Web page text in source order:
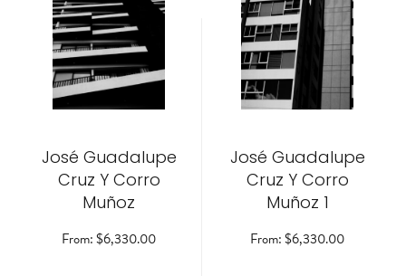
José Guadalupe
Cruz Y Corro
Muñoz
From:$6,330.00
product
has
multiple
variants.
The
chosen
on
the
product
José Guadalupe
Cruz Y Corro
Muñoz 1
From:$6,330.00
product
has
multiple
variants.
options
chosen
on
the
product